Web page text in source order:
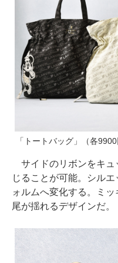
「トートバッグ」（各9900
サイドのリボンをキュ
じることが可能。シル
ォルムへ変化する。ミ
尾が揺れるデザインだ。